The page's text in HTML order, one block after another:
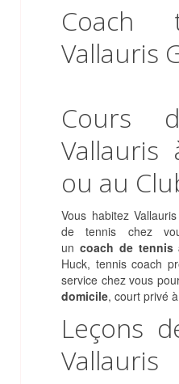
Cours
Vallauris
ou au
Vous habitez
de tennis chez
un coach de tennis
Huck, tennis coach
service chez vous
domicile, court privé
Leçons
Vallauris